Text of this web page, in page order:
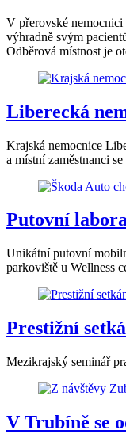
V přerovské nemocnici
výhradně svým
Odběrová místnost je
Liberecká
Krajská nemocnice
a místní zaměstnanci
Putovní
Unikátní putovní
parkoviště u Wellness
Prestižní
Mezikrajský seminář
V Trubíně se